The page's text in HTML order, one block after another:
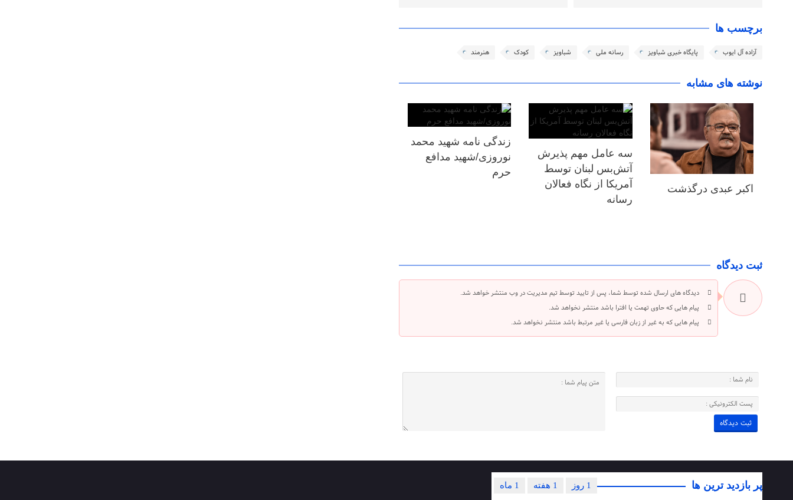
برچسب ها
آزاده آل ایوب پایگاه خبری شباویز رسانه ملی شباویز کودک هنرمند
نوشته های مشابه
اکبر عبدی درگذشت
سه عامل مهم پذیرش
آتش‌بس لبنان توسط
آمریکا از نگاه فعالان
رسانه
زندگی نامه شهید محمد
نوروزی/شهید مدافع
حرم
ثبت دیدگاه
دیدگاه های ارسال شده توسط شما، پس از تایید توسط تیم مدیریت در وب منتشر خواهد شد.
پیام هایی که حاوی تهمت یا افترا باشد منتشر نخواهد شد.
پیام هایی که به غیر از زبان فارسی یا غیر مرتبط باشد منتشر نخواهد شد.
پر بازدید ترین ها 1 ماه 1 هفته 1 روز